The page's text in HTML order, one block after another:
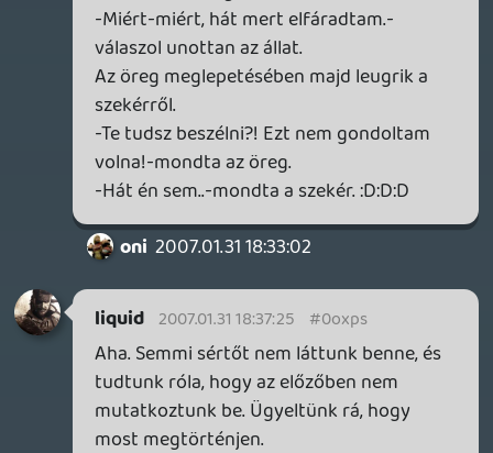
Nem, tényleg, kiváncsívá tettél: valamiféle
bocsánatkérést vártál azért, hogy az
eddigi három "számozott" podcast közül az
egyikben nem mutatkoztunk be?
Ha igen, én kérek bocsánatot az egész
banda nevében. Igen, a decemberiben nem
mutatkoztunk be, mert elfelejtettük.
Sajnáljuk, de utólag már nem nagyon
tudunk rajta változtatni.
oni 2007.01.31 18:11:25
oni 2007.01.31 18:11:25 #0oxpp
Nem tudom.. de én biztos nem mentem
volna el egy ilyen mellett. Bár másképp
gondolkodunk. Meg úgy tűnik néha, hogy
csak azt látjátok meg amit akartok..
gondoltam ez is olyan
liquid 2007.01.31 18:05:06